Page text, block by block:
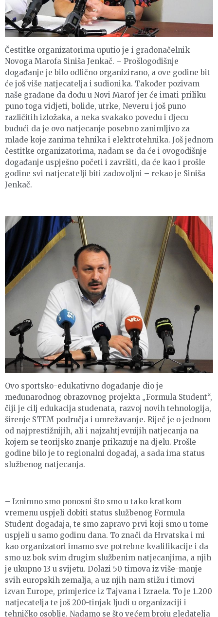
Čestitke organizatorima uputio je i gradonačelnik
Novoga Marofa Siniša Jenkač. – Prošlogodišnje
događanje je bilo odlično organizirano, a ove godine bit
će još više natjecatelja i sudionika. Također pozivam
naše građane da dođu u Novi Marof jer će imati priliku
puno toga vidjeti, bolide, utrke, Neveru i još puno
različitih izložaka, a neka svakako povedu i djecu
budući da je ovo natjecanje posebno zanimljivo za
mlade koje zanima tehnika i elektrotehnika. Još jednom
čestitke organizatorima, nadam se da će i ovogodišnje
događanje uspješno početi i završiti, da će kao i prošle
godine svi natjecatelji biti zadovoljni – rekao je Siniša
Jenkač.
Ovo sportsko-edukativno događanje dio je
međunarodnog obrazovnog projekta „Formula Student“,
čiji je cilj edukacija studenata, razvoj novih tehnologija,
širenje STEM područja i umrežavanje. Riječ je o jednom
od najprestižnijih, ali i najzahtjevnijih natjecanja na
kojem se teorijsko znanje prikazuje na djelu. Prošle
godine bilo je to regionalni događaj, a sada ima status
službenog natjecanja.
– Iznimno smo ponosni što smo u tako kratkom
vremenu uspjeli dobiti status službenog Formula
Student događaja, te smo zapravo prvi koji smo u tome
uspjeli u samo godinu dana. To znači da Hrvatska i mi
kao organizatori imamo sve potrebne kvalifikacije i da
smo uz bok svim drugim službenim natjecanjima, a njih
je ukupno 13 u svijetu. Dolazi 50 timova iz više-manje
svih europskih zemalja, a uz njih nam stižu i timovi
izvan Europe, primjerice iz Tajvana i Izraela. To je 1.200
natjecatelja te još 200-tinjak ljudi u organizaciji i
tehničko osoblje. Nadamo se što većem broju gledatelja